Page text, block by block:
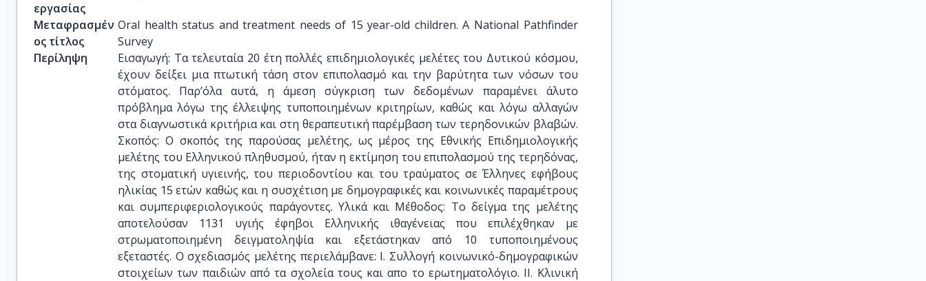
εργασίας
Μεταφρασμέν
ος τίτλος
Oral health status and treatment needs of 15 year-old children. A National Pathfinder
Survey
Περίληψη
Εισαγωγή: Τα τελευταία 20 έτη πολλές επιδημιολογικές μελέτες του Δυτικού κόσμου,
έχουν δείξει μια πτωτική τάση στον επιπολασμό και την βαρύτητα των νόσων του
στόματος. Παρ’όλα αυτά, η άμεση σύγκριση των δεδομένων παραμένει άλυτο
πρόβλημα λόγω της έλλειψης τυποποιημένων κριτηρίων, καθώς και λόγω αλλαγών
στα διαγνωστικά κριτήρια και στη θεραπευτική παρέμβαση των τερηδονικών βλαβών.
Σκοπός: Ο σκοπός της παρούσας μελέτης, ως μέρος της Εθνικής Επιδημιολογικής
μελέτης του Ελληνικού πληθυσμού, ήταν η εκτίμηση του επιπολασμού της τερηδόνας,
της στοματική υγιεινής, του περιοδοντίου και του τραύματος σε Έλληνες εφήβους
ηλικίας 15 ετών καθώς και η συσχέτιση με δημογραφικές και κοινωνικές παραμέτρους
και συμπεριφεριολογικούς παράγοντες. Υλικά και Μέθοδος: Το δείγμα της μελέτης
αποτελούσαν 1131 υγιής έφηβοι Ελληνικής ιθαγένειας που επιλέχθηκαν με
στρωματοποιημένη δειγματοληψία και εξετάστηκαν από 10 τυποποιημένους
εξεταστές. Ο σχεδιασμός μελέτης περιελάμβανε: I. Συλλογή κοινωνικό-δημογραφικών
στοιχείων των παιδιών από τα σχολεία τους και απο το ερωτηματολόγιο. II. Κλινική